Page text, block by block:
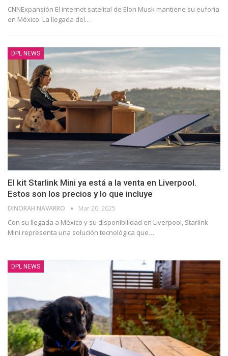
CNNExpansión El internet satelital de Elon Musk mantiene su euforia
en México. La llegada del…
DPL NEWS
El kit Starlink Mini ya está a la venta en Liverpool.
Estos son los precios y lo que incluye
DINORAH NAVARRO Mar 20, 2025
Con su llegada a México y su disponibilidad en Liverpool, Starlink
Mini representa una solución tecnológica que…
DPL NEWS